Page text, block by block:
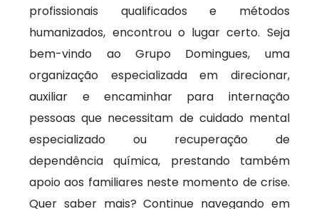
profissionais qualificados e métodos
humanizados, encontrou o lugar certo. Seja
bem-vindo ao Grupo Domingues, uma
organização especializada em direcionar,
auxiliar e encaminhar para internação
pessoas que necessitam de cuidado mental
especializado ou recuperação de
dependência química, prestando também
apoio aos familiares neste momento de crise.
Quer saber mais? Continue navegando em